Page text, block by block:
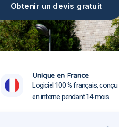
Obtenir un devis gratuit
Unique en France
Logiciel 100 % français, conçu
en interne pendant 14 mois